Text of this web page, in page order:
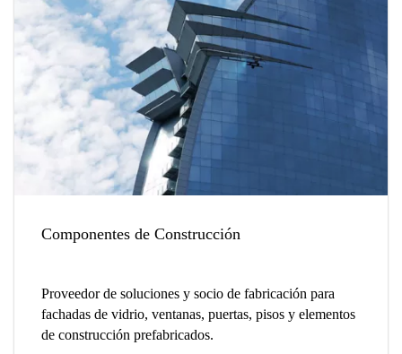
Componentes de Construcción
Proveedor de soluciones y socio de fabricación para
fachadas de vidrio, ventanas, puertas, pisos y elementos
de construcción prefabricados.